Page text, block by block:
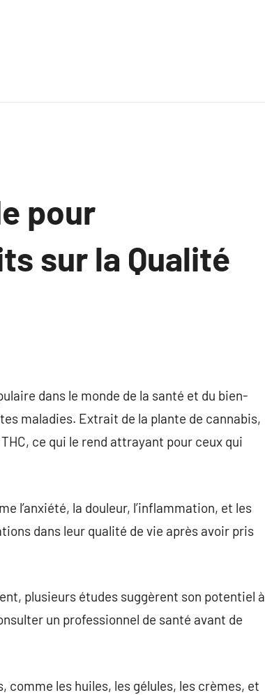
pour
sur la Qualité
dans le monde de la santé et du bien-
maladies. Extrait de la plante de cannabis,
ce qui le rend attrayant pour ceux qui
l’anxiété, la douleur, l’inflammation, et les
dans leur qualité de vie après avoir pris
plusieurs études suggèrent son potentiel à
un professionnel de santé avant de
comme les huiles, les gélules, les crèmes, et